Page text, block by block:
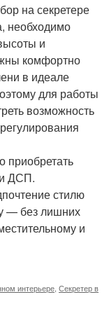
на секретере
необходимо
и
комфортно
в идеале
для работы
возможность
приобретать
ДСП.
стилю
— без лишних
и
интерьере Секретер в